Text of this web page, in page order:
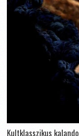
Kultklasszikus